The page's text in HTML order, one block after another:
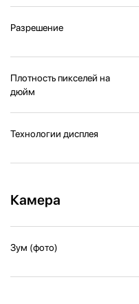
Разрешение
Плотность пикселей на
дюйм
Технологии дисплея
Камера
Зум (фото)